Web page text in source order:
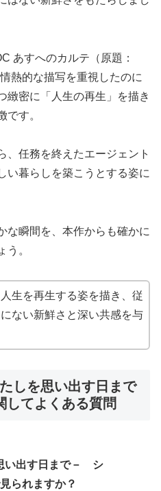
あすへのカルテ（原題：
熱的な描写を重視したのに
緻密に「人生の再生」を描き
です。
、任務を終えたエージェント
い暮らしを築こうとする姿に
な瞬間を、本作からも確かに
う。
生を再生する姿を描き、従
ない新鮮さと深い共感を与
しを思い出す日まで
てよくある質問
い出す日まで－ シ
られますか？